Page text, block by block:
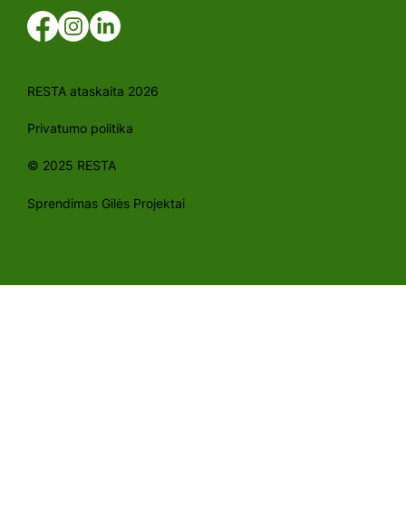
RESTA ataskaita 2026
Privatumo politika
© 2025 RESTA
Sprendimas Gilės Projektai